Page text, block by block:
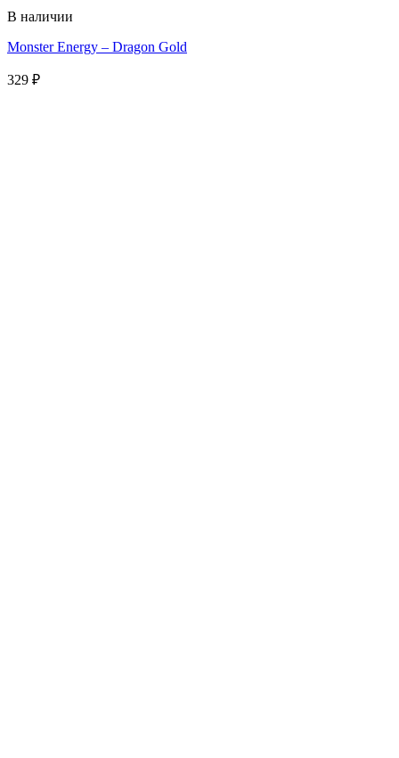
В наличии
Monster Energy – Dragon Gold
329 ₽